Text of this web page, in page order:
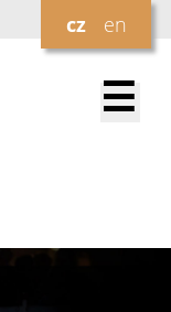
cz en
☰